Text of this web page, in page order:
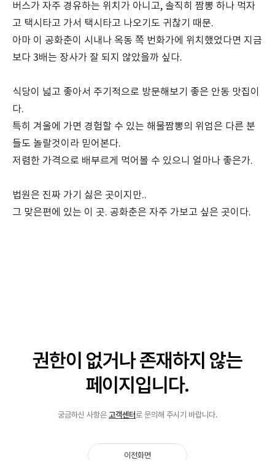
버스가 자주 경유하는 위치가 아니고, 솔직히 짬뽕 하나 먹자
고 택시타고 가서 택시타고 나오기도 귀찮기 때문.
아마 이 공화춘이 시내나 옥동 쪽 번화가에 위치했었다면 지금
보다 3배는 장사가 잘 되지 않았을까 싶다.
식당이 넓고 좋아서 주기적으로 방문해보기 좋은 안동 맛집이
다.
특히 겨울에 가면 경험할 수 있는 해물짬뽕의 위엄은 다른 분
들도 놀랄것이라 믿어본다.
저렴한 가격으로 배부르게 먹어볼 수 있으니 얼마나 좋은가.
법원은 진짜 가기 싫은 곳이지만..
그 맞은편에 있는 이 곳. 공화춘은 자주 가보고 싶은 곳이다.